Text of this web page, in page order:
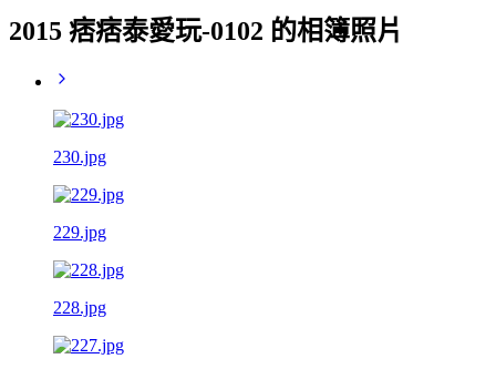
2015 痞痞泰愛玩-0102 的相簿照片
230.jpg
229.jpg
228.jpg